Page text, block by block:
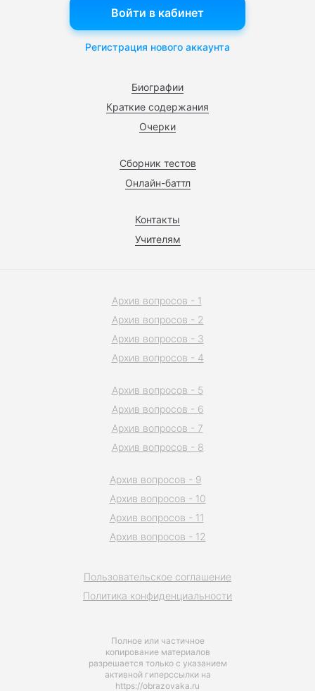
Биографии
Краткие содержания
Очерки
Сборник тестов
Онлайн-баттл
Контакты
Учителям
Войти в кабинет
Регистрация нового аккаунта
Полное или частичное
копирование материалов
разрешается только с указанием
активной гиперссылки на
https://obrazovaka.ru
Пользовательское соглашение
Политика конфиденциальности
Архив вопросов - 1
Архив вопросов - 2
Архив вопросов - 3
Архив вопросов - 4
Архив вопросов - 5
Архив вопросов - 6
Архив вопросов - 7
Архив вопросов - 8
Архив вопросов - 9
Архив вопросов - 10
Архив вопросов - 11
Архив вопросов - 12